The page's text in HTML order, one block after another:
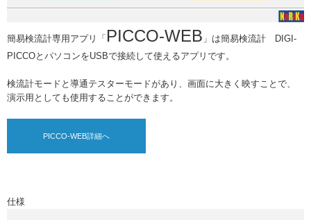
簡易検流計専用アプリ「 PICCO-WEB 」は簡易検流計 DIGI-
PICCOとパソコンをUSBで接続して使えるアプリです。
検流計モードと導通テスターモードがあり、画面に大きく映すことで、
演示用としても使用することができます。
PICCO-WEB詳細へ
仕様